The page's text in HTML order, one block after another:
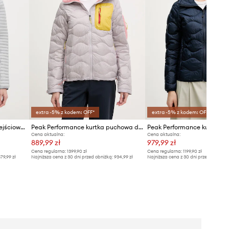
Peak Performance kurtka przejściowa damska Monolight Liner
zł
extra -5% z kodem: OFF*
Peak Performance kurtka puchowa damska Helium Utility
Cena aktualna:
889,99 zł
Cena regularna:1399,90 zł
Najniższa cena z 30 dni przed obniżką:934,99 zł
extra -5% z kodem: OFF*
Cena aktualna:
979,99 zł
Cena regularna: 1199,90 zł
Najniższa cena z 30 dni przed obniżką: